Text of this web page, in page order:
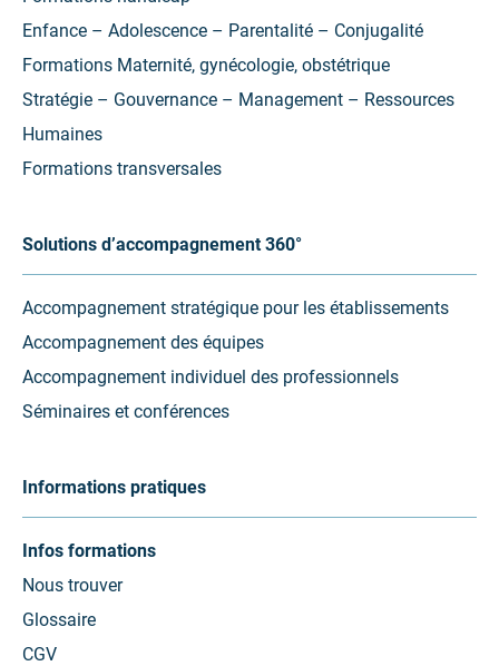
Enfance – Adolescence – Parentalité – Conjugalité
Formations Maternité, gynécologie, obstétrique
Stratégie – Gouvernance – Management – Ressources
Humaines
Formations transversales
Solutions d’accompagnement 360°
Accompagnement stratégique pour les établissements
Accompagnement des équipes
Accompagnement individuel des professionnels
Séminaires et conférences
Informations pratiques
Infos formations
Nous trouver
Glossaire
CGV